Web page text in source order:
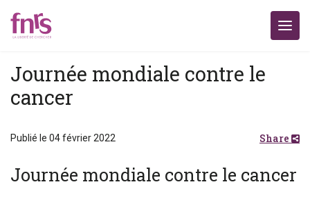
Journée mondiale contre le
cancer
Publié le 04 février 2022 Share
Journée mondiale contre le cancer